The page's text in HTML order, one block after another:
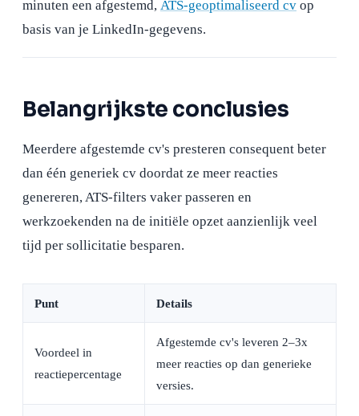
minuten een afgestemd, ATS-geoptimaliseerd cv op
basis van je LinkedIn-gegevens.
Belangrijkste conclusies
Meerdere afgestemde cv's presteren consequent beter
dan één generiek cv doordat ze meer reacties
genereren, ATS-filters vaker passeren en
werkzoekenden na de initiële opzet aanzienlijk veel
tijd per sollicitatie besparen.
Punt Details
Voordeel in
reactiepercentage
Afgestemde cv's leveren 2–3x
meer reacties op dan generieke
versies.